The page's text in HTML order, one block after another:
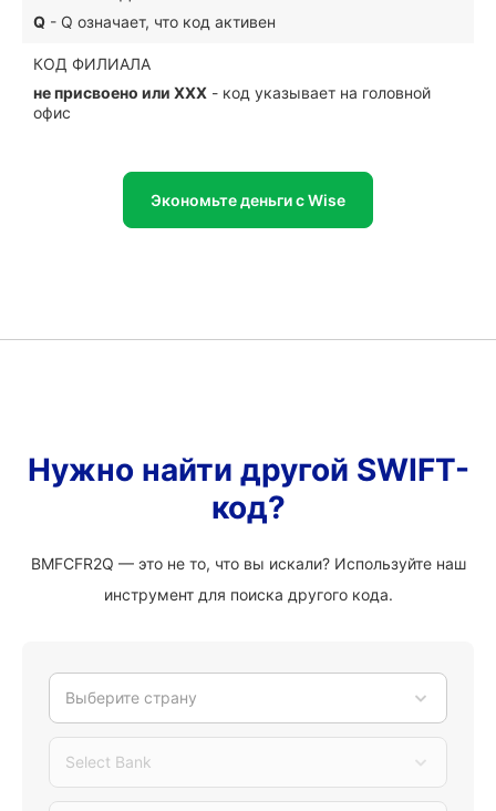
Q - Q означает, что код активен
КОД ФИЛИАЛА
не присвоено или XXX - код указывает на головной
офис
Экономьте деньги с Wise
Нужно найти другой SWIFT-
код?
BMFCFR2Q — это не то, что вы искали? Используйте наш
инструмент для поиска другого кода.
Выберите страну
Select Bank